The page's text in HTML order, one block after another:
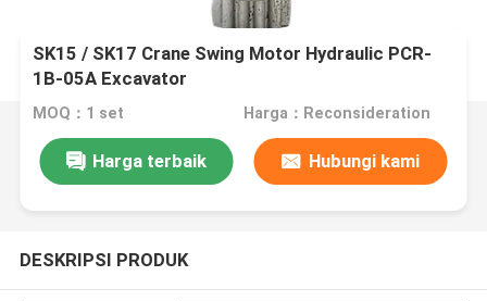
SK15 / SK17 Crane Swing Motor Hydraulic PCR-
1B-05A Excavator
MOQ：1 set Harga：Reconsideration
Harga terbaik Hubungi kami
DESKRIPSI PRODUK